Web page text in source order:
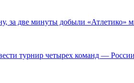
за две минуты добыли «Атлетико»
турнир четырех команд —